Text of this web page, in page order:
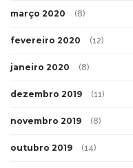
março 2020 (8)
fevereiro 2020 (12)
janeiro 2020 (8)
dezembro 2019 (11)
novembro 2019 (8)
outubro 2019 (14)